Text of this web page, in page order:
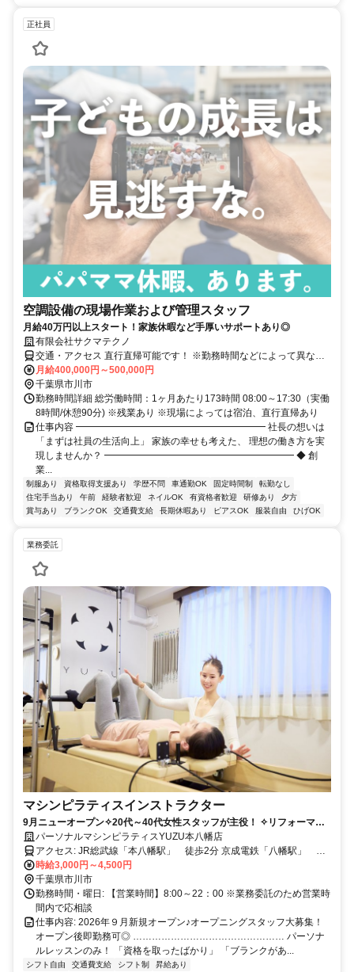
正社員
空調設備の現場作業および管理スタッフ
月給40万円以上スタート！家族休暇など手厚いサポートあり◎
有限会社サクマテクノ
交通・アクセス 直行直帰可能です！ ※勤務時間などによって異なる
場合もございます。
月給400,000円～500,000円
千葉県市川市
勤務時間詳細 総労働時間：1ヶ月あたり173時間 08:00～17:30（実働
8時間/休憩90分) ※残業あり ※現場によっては宿泊、直行直帰あり
仕事内容 ━━━━━━━━━━━━━━━━━━━━ 社長の想いは
「まずは社員の生活向上」 家族の幸せも考えた、 理想の働き方を実
現しませんか？ ━━━━━━━━━━━━━━━━━━━━ ◆ 創
業...
制服あり 資格取得支援あり 学歴不問 車通勤OK 固定時間制
転勤なし
住宅手当あり
午前 経験者歓迎 ネイルOK 有資格者歓迎 研修あり
夕方
賞与あり
ブランクOK 交通費支給 長期休暇あり ピアスOK 服装自由 ひげOK
業務委託
マシンピラティスインストラクター
9月ニューオープン✧20代～40代女性スタッフが主役！ ✧リフォーマー
資格必須！週２からOK！Wワーク歓迎「ピラティスが好きだけど、キラ
キラしたスタジオは少し気後れしちゃう…」そんなあなたにこそ、落ち
着いた雰囲気の当スタジオで、お客様に寄り添うレッスンを提供しませ
んか？ブランクがあっても大丈夫。あなたの「好き」と「学びたい意
欲」を応援します。働きながら、心も身体も美しく。
パーソナルマシンピラティスYUZU本八幡店
アクセス: JR総武線「本八幡駅」 徒歩2分 京成電鉄「八幡駅」 徒
歩５分
時給3,000円～4,500円
千葉県市川市
勤務時間・曜日: 【営業時間】8:00～22：00 ※業務委託のため営業時
間内で応相談
仕事内容: 2026年９月新規オープン♪オープニングスタッフ大募集！
オープン後即勤務可◎ ………………………………………… パーソナ
ルレッスンのみ！ 「資格を取ったばかり」 「ブランクがあ...
シフト自由 交通費支給 シフト制 昇給あり